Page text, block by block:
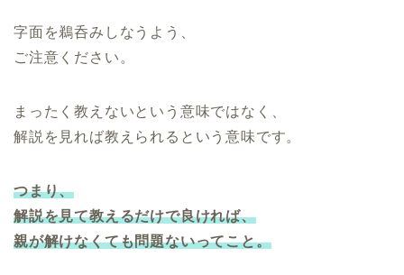
字面を鵜呑みしなうよう、
ご注意ください。
まったく教えないという意味ではなく、
解説を見れば教えられるという意味です。
つまり、
解説を見て教えるだけで良ければ、
親が解けなくても問題ないってこと。